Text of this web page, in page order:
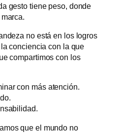
gesto tiene peso, donde
no está en los logros
conciencia con la que
compartimos con los
con más atención.
que el mundo no